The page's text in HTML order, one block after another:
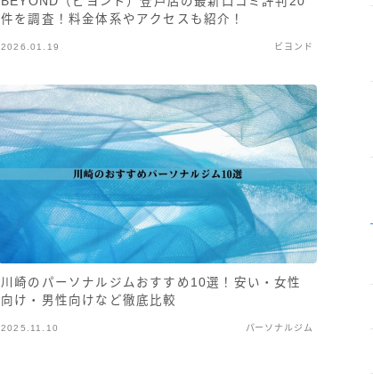
件を調査！料金体系やアクセスも紹介！
2026.01.19 ビヨンド
川崎のパーソナルジムおすすめ10選！安い・女性
向け・男性向けなど徹底比較
2025.11.10 パーソナルジム